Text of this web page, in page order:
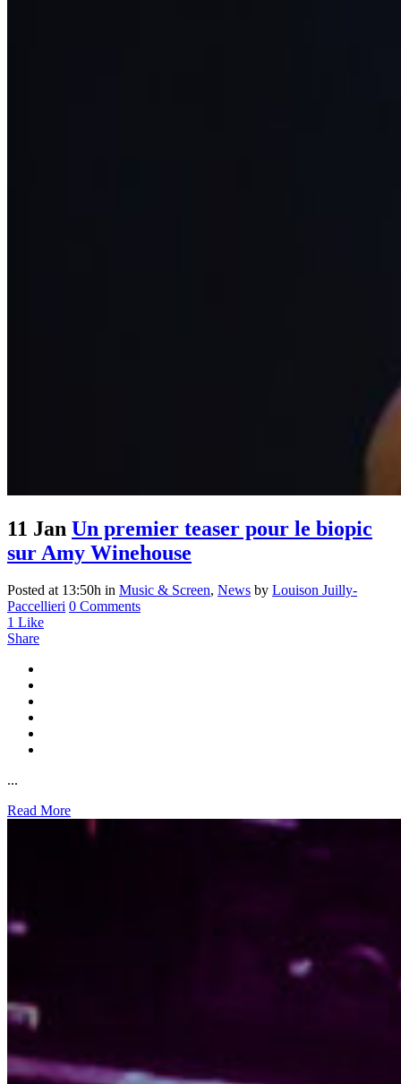
11 Jan Un premier teaser pour le biopic
sur Amy Winehouse
Posted at 13:50h in Music & Screen, News by Louison Juilly-
Paccellieri 0 Comments
1 Like
Share
...
Read More